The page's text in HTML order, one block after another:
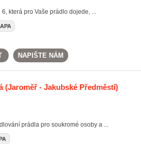
která pro Vaše prádlo dojede, ...
NAPIŠTE NÁM
(Jaroměř - Jakubské Předměstí)
prádla pro soukromé osoby a ...